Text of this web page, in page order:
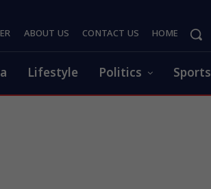
ABOUT US CONTACT US HOME
Lifestyle Politics Sports